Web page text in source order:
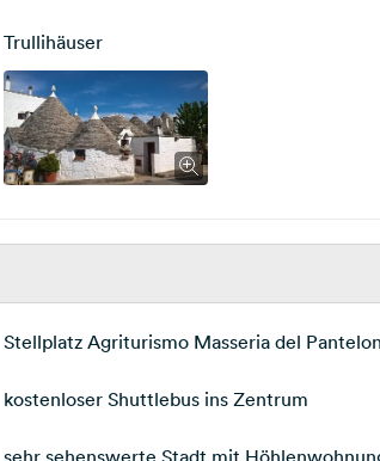
Trullihäuser
Stellplatz Agriturismo Masseria del
kostenloser Shuttlebus ins Zentrum
sehr sehenswerte Stadt mit